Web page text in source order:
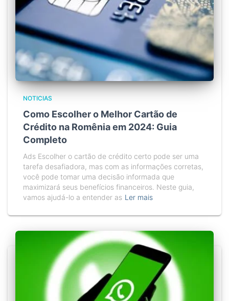
NOTICIAS
Como Escolher o Melhor Cartão de
Crédito na Romênia em 2024: Guia
Completo
Ads Escolher o cartão de crédito certo pode ser uma
tarefa desafiadora, mas com as informações corretas,
você pode tomar uma decisão informada que
maximizará seus benefícios financeiros. Neste guia,
vamos ajudá-lo a entender as Ler mais